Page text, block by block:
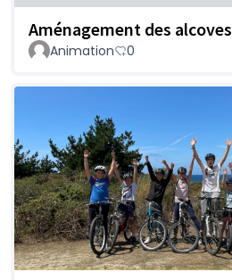
Aménagement des alcoves
Animation 0